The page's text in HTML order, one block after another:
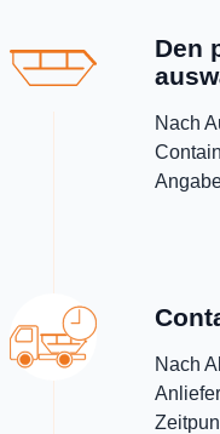
Den
Nach
Nach